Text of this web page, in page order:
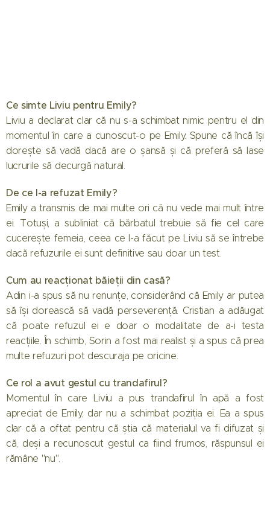
Ce simte Liviu pentru Emily?
Liviu a declarat clar că nu s-a schimbat nimic pentru el din
momentul în care a cunoscut-o pe Emily. Spune că încă își
dorește să vadă dacă are o șansă și că preferă să lase
lucrurile să decurgă natural.
De ce l-a refuzat Emily?
Emily a transmis de mai multe ori că nu vede mai mult între
ei. Totuși, a subliniat că bărbatul trebuie să fie cel care
cucerește femeia, ceea ce l-a făcut pe Liviu să se întrebe
dacă refuzurile ei sunt definitive sau doar un test.
Cum au reacționat băieții din casă?
Adin i-a spus să nu renunțe, considerând că Emily ar putea
să își dorească să vadă perseverență. Cristian a adăugat
că poate refuzul ei e doar o modalitate de a-i testa
reacțiile. În schimb, Sorin a fost mai realist și a spus că prea
multe refuzuri pot descuraja pe oricine.
Ce rol a avut gestul cu trandafirul?
Momentul în care Liviu a pus trandafirul în apă a fost
apreciat de Emily, dar nu a schimbat poziția ei. Ea a spus
clar că a oftat pentru că știa că materialul va fi difuzat și
că, deși a recunoscut gestul ca fiind frumos, răspunsul ei
rămâne "nu".